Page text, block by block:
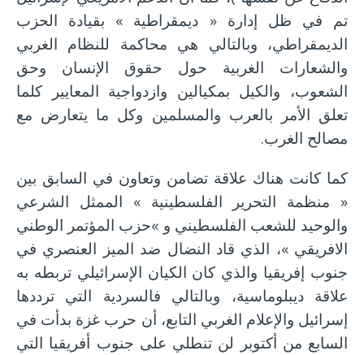
تم في ظل إدارة « ديمقراطية » بقيادة الحزب
الديمقراطي، وبالتالي هي محاكمة للنظام الغربي
والشعارات الغربية حول حقوق الإنسان وحق
الشعوب، والكيل بمكيالين وازدواجية المعايير كلما
تعلق الأمر بالعرب والمسلمين وكل ما يتعارض مع
مصالح الغرب.
كما كانت هناك علاقة تضامن وتعاون في السابق بين
« منظمة التحرير الفلسطينية » الممثل الشرعي
والوحيد للشعب الفلسطيني و »حزب المؤتمر الوطني
الافريقي »، الذي قاد النضال ضد الميز العنصري في
جنوب إفريقيا والذي كان الكيان الإسرائيلي تربطه به
علاقة ديبلوماسية، وبالتالي فالسردية التي ترددها
إسرائيل والإعلام الغربي التابع، أن حرب غزة بدأت في
السابع من أكتوبر لن تنطلي على جنوب أفريقيا التي